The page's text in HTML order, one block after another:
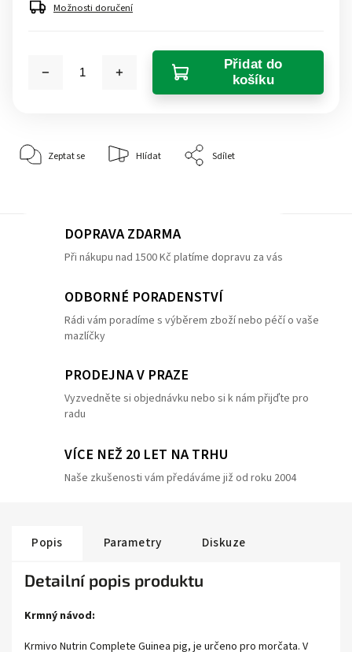
Možnosti doručení
Přidat do
košíku
Zeptat se Hlídat Sdílet
DOPRAVA ZDARMA
Při nákupu nad 1500 Kč platíme dopravu za vás
ODBORNÉ PORADENSTVÍ
Rádi vám poradíme s výběrem zboží nebo péčí o vaše
mazlíčky
PRODEJNA V PRAZE
Vyzvedněte si objednávku nebo si k nám přijďte pro
radu
VÍCE NEŽ 20 LET NA TRHU
Naše zkušenosti vám předáváme již od roku 2004
Popis Parametry Diskuze
Detailní popis produktu
Krmný návod:
Krmivo Nutrin Complete Guinea pig, je určeno pro morčata. V